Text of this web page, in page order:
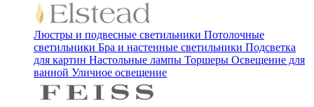
Люстры и подвесные светильники Потолочные
светильники Бра и настенные светильники Подсветка
для картин Настольные лампы Торшеры Освещение для
ванной Уличное освещение